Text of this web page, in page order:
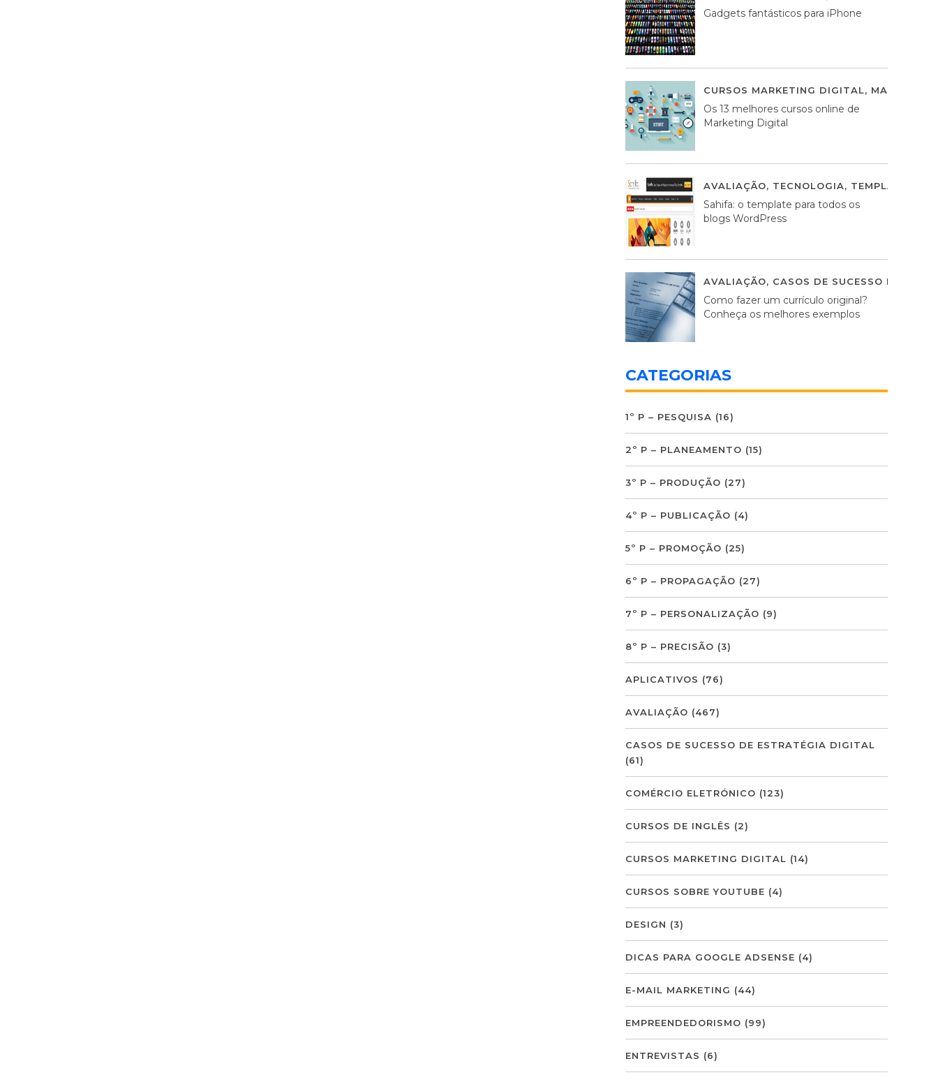
Gadgets fantásticos para iPhone
CURSOS MARKETING DIGITAL,
Os 13 melhores cursos online de
Marketing Digital
AVALIAÇÃO, TECNOLOGIA, TEMPLATES
Sahifa: o template para todos os
blogs WordPress
AVALIAÇÃO, CASOS DE SUCESSO DE
Como fazer um currículo original?
Conheça os melhores exemplos
CATEGORIAS
1º P – PESQUISA (16)
2º P – PLANEAMENTO (15)
3º P – PRODUÇÃO (27)
4º P – PUBLICAÇÃO (4)
5º P – PROMOÇÃO (25)
6º P – PROPAGAÇÃO (27)
7º P – PERSONALIZAÇÃO (9)
8º P – PRECISÃO (3)
APLICATIVOS (76)
AVALIAÇÃO (467)
CASOS DE SUCESSO DE ESTRATÉGIA DIGITAL
(61)
COMÉRCIO ELETRÓNICO (123)
CURSOS DE INGLÊS (2)
CURSOS MARKETING DIGITAL (14)
CURSOS SOBRE YOUTUBE (4)
DESIGN (3)
DICAS PARA GOOGLE ADSENSE (4)
E-MAIL MARKETING (44)
EMPREENDEDORISMO (99)
ENTREVISTAS (6)